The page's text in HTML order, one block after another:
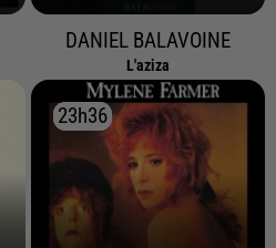
DANIEL BALAVOINE
L'aziza
23h36
23h36